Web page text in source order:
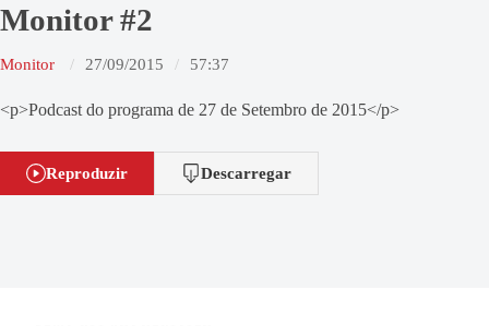
Monitor #2
Monitor 27/09/2015 57:37
<p>Podcast do programa de 27 de Setembro de 2015</p>
Reproduzir Descarregar